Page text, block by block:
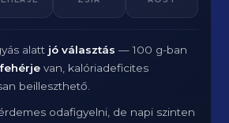
alatt jó választás — 100 g-ban
van, kalóriadeficites
beilleszthető.
odafigyelni, de napi szinten